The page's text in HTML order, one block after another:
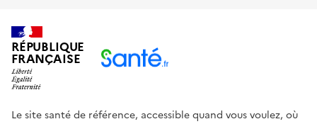
RÉPUBLIQUE
FRANÇAISE
Le site santé de référence, accessible quand vous voulez, où